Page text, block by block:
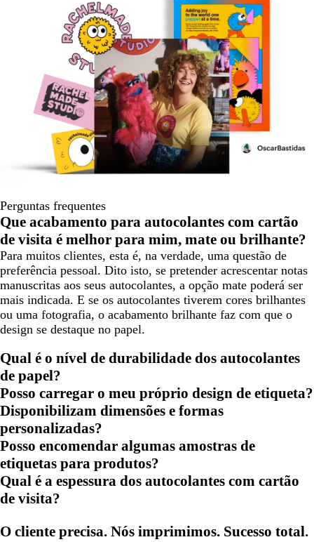
Perguntas frequentes
Que acabamento para autocolantes com cartão
de visita é melhor para mim, mate ou brilhante?
Para muitos clientes, esta é, na verdade, uma questão de
preferência pessoal. Dito isto, se pretender acrescentar notas
manuscritas aos seus autocolantes, a opção mate poderá ser
mais indicada. E se os autocolantes tiverem cores brilhantes
ou uma fotografia, o acabamento brilhante faz com que o
design se destaque no papel.
Qual é o nível de durabilidade dos autocolantes
de papel?
Posso carregar o meu próprio design de etiqueta?
Disponibilizam dimensões e formas
personalizadas?
Posso encomendar algumas amostras de
etiquetas para produtos?
Qual é a espessura dos autocolantes com cartão
de visita?
O cliente precisa. Nós imprimimos. Sucesso total.